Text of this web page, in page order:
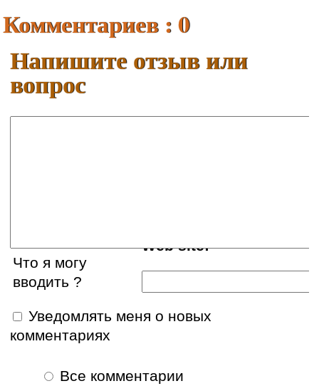
Комментариев : 0
Напишите отзыв или
вопрос
Web site:
Что я могу
вводить ?
Уведомлять меня о новых
комментариях
Все комментарии